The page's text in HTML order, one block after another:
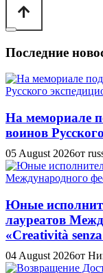
Последние
На мемориале
воинов
05 August 2026от
Юные
лауреатов
«Creatività
04 August 2026от